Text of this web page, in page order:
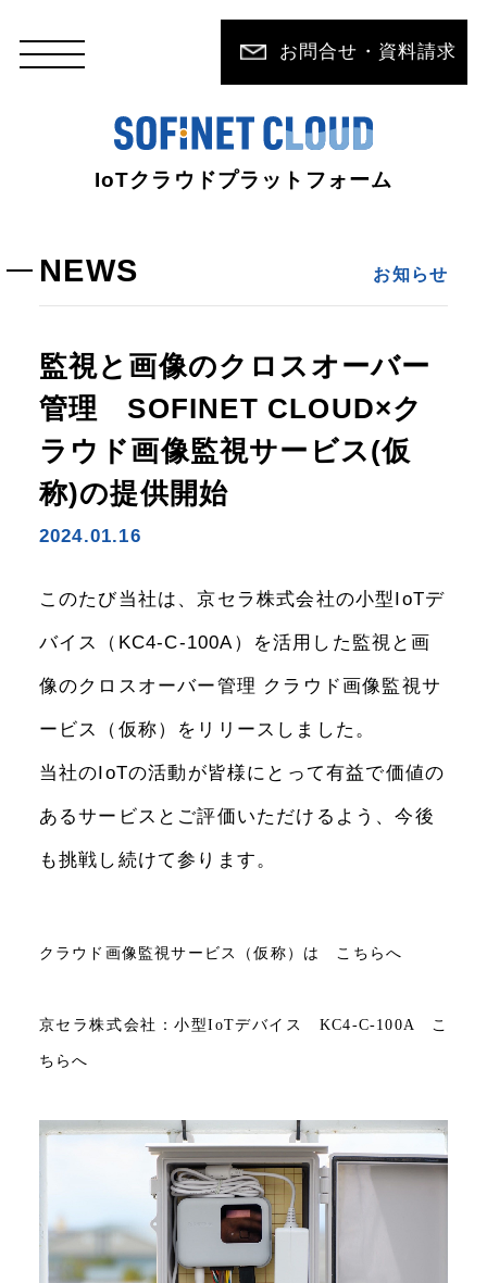
お問合せ・資料請求
IoTクラウドプラットフォーム
NEWS お知らせ
監視と画像のクロスオーバー
管理 SOFINET CLOUD×ク
ラウド画像監視サービス(仮
称)の提供開始
2024.01.16
このたび当社は、京セラ株式会社の小型IoTデ
バイス（KC4-C-100A）を活用した監視と画
像のクロスオーバー管理 クラウド画像監視サ
ービス（仮称）をリリースしました。
当社のIoTの活動が皆様にとって有益で価値の
あるサービスとご評価いただけるよう、今後
も挑戦し続けて参ります。
クラウド画像監視サービス（仮称）は こちらへ
京セラ株式会社：小型IoTデバイス KC4-C-100A こ
ちらへ